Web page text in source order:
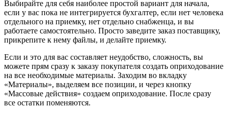
Выбирайте для себя наиболее простой вариант для начала,
если у вас пока не интегрируется бухгалтер, если нет человека
отдельного на приемку, нет отдельно снабженца, и вы
работаете самостоятельно. Просто заведите заказ поставщику,
прикрепите к нему файлы, и делайте приемку.
Если и это для вас составляет неудобство, сложность, вы
можете прям сразу к заказу покупателя создать оприходование
на все необходимые материалы. Заходим во вкладку
«Материалы», выделяем все позиции, и через кнопку
«Массовые действия» создаем оприходование. После сразу
все остатки поменяются.